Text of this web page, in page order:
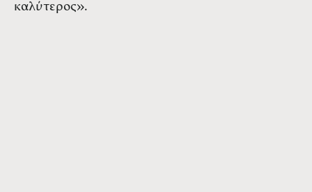
καλύτερος».